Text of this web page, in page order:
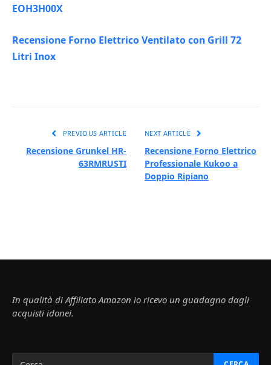
EOH3H00X
Recensione Forno Elettrico Ventilato con Grill 72
Litri Inox
PREVIOUS ARTICLE
Recensione Grunkel HR-
63RMRUSTI
NEXT ARTICLE
Recensione Forno Elettrico
Professionale Kukoo a
Doppio Ripiano
In qualità di Affiliato Amazon io ricevo un guadagno dagli
acquisti idonei.